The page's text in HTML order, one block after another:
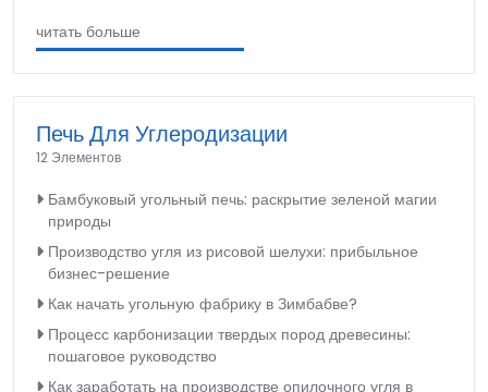
читать больше
Печь Для Углеродизации
12 Элементов
Бамбуковый угольный печь: раскрытие зеленой магии
природы
Производство угля из рисовой шелухи: прибыльное
бизнес-решение
Как начать угольную фабрику в Зимбабве?
Процесс карбонизации твердых пород древесины:
пошаговое руководство
Как заработать на производстве опилочного угля в